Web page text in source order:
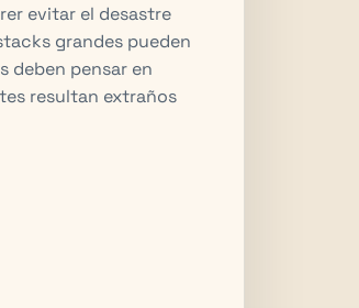
evitar el desastre
grandes pueden
deben pensar en
resultan extraños